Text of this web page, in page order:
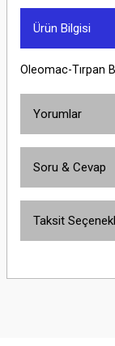
Ürün Bilgisi
Oleomac-Tırpan
Yorumlar
Soru & Cevap
Taksit